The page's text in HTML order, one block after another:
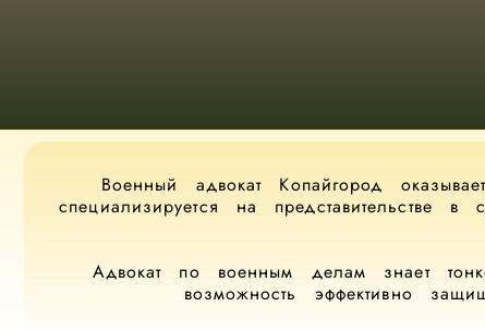
Военный адвокат Копайгород
специализируется на представительстве
Адвокат по военным делам знает
возможность эффективно